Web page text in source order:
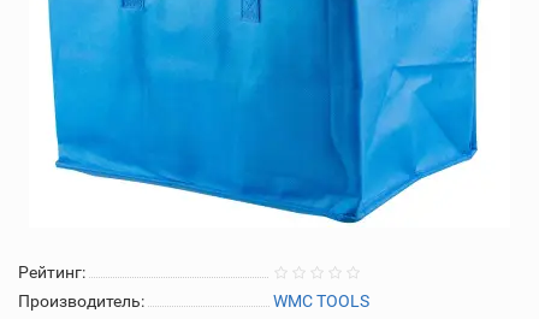
Рейтинг:
Производитель:
WMC TOOLS